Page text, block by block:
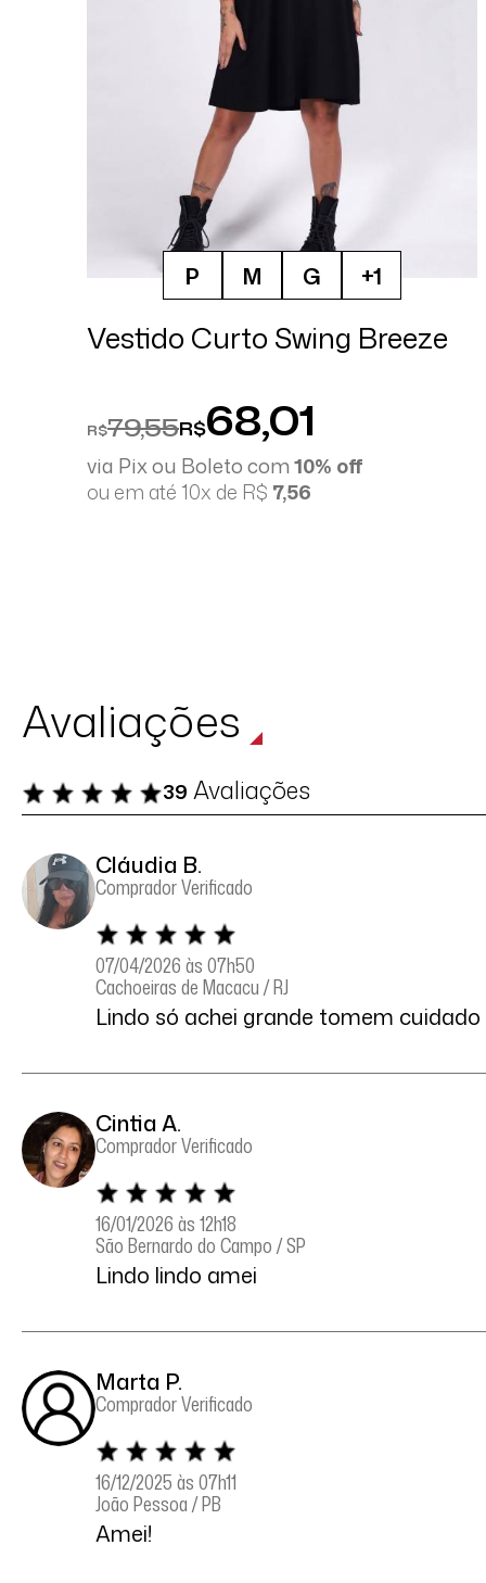
P M G +1
Vestido Curto Swing Breeze
R$79,55R$68,01
via Pix ou Boleto com10% off
ou em até 10x de R$ 7,56
Avaliações
39 Avaliações
Cláudia B.
Comprador Verificado
07/04/2026 às 07h50
Cachoeiras de Macacu / RJ
Lindo só achei grande tomem cuidado
Cintia A.
Comprador Verificado
16/01/2026 às 12h18
São Bernardo do Campo / SP
Lindo lindo amei
Marta P.
Comprador Verificado
16/12/2025 às 07h11
João Pessoa / PB
Amei!